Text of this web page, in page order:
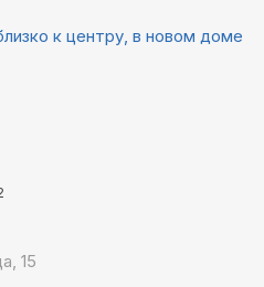
к центру, в новом доме
15